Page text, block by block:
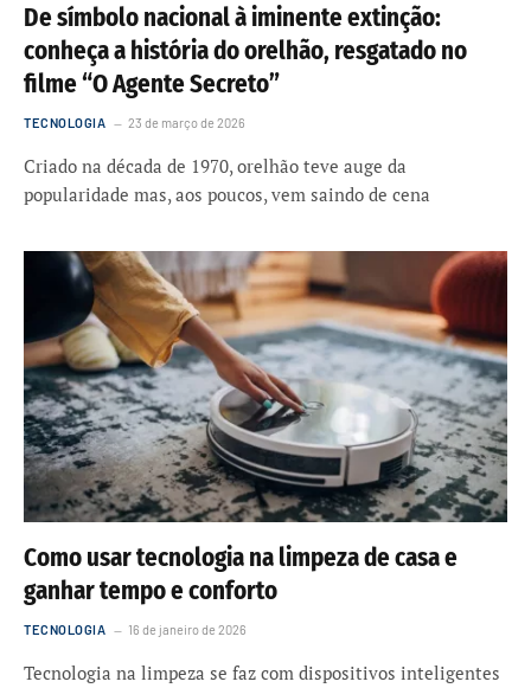
De símbolo nacional à iminente extinção:
conheça a história do orelhão, resgatado no
filme “O Agente Secreto”
TECNOLOGIA 23 de março de 2026
Criado na década de 1970, orelhão teve auge da
popularidade mas, aos poucos, vem saindo de cena
Como usar tecnologia na limpeza de casa e
ganhar tempo e conforto
TECNOLOGIA 16 de janeiro de 2026
Tecnologia na limpeza se faz com dispositivos inteligentes